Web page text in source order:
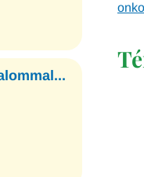
ellenére a
füsttel és